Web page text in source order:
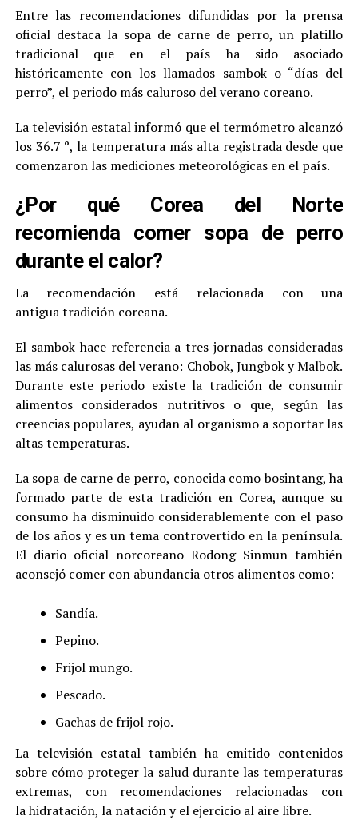
Entre las recomendaciones difundidas por la prensa
oficial destaca la sopa de carne de perro, un platillo
tradicional que en el país ha sido asociado
históricamente con los llamados sambok o “días del
perro”, el periodo más caluroso del verano coreano.
La televisión estatal informó que el termómetro alcanzó
los 36.7 °, la temperatura más alta registrada desde que
comenzaron las mediciones meteorológicas en el país.
¿Por qué Corea del Norte
recomienda comer sopa de perro
durante el calor?
La recomendación está relacionada con una
antigua tradición coreana.
El sambok hace referencia a tres jornadas consideradas
las más calurosas del verano: Chobok, Jungbok y Malbok.
Durante este periodo existe la tradición de consumir
alimentos considerados nutritivos o que, según las
creencias populares, ayudan al organismo a soportar las
altas temperaturas.
La sopa de carne de perro, conocida como bosintang, ha
formado parte de esta tradición en Corea, aunque su
consumo ha disminuido considerablemente con el paso
de los años y es un tema controvertido en la península.
El diario oficial norcoreano Rodong Sinmun también
aconsejó comer con abundancia otros alimentos como:
Sandía.
Pepino.
Frijol mungo.
Pescado.
Gachas de frijol rojo.
La televisión estatal también ha emitido contenidos
sobre cómo proteger la salud durante las temperaturas
extremas, con recomendaciones relacionadas con
la hidratación, la natación y el ejercicio al aire libre.